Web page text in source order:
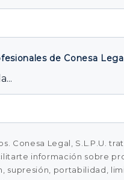
de Conesa
Conesa Legal, S.L.P.U.
información sobre
supresión, portabilidad,